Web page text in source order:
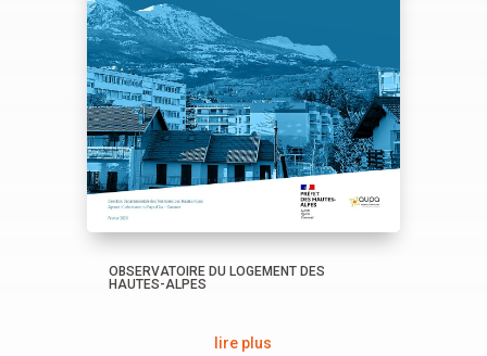
OBSERVATOIRE DU LOGEMENT DES
HAUTES-ALPES
lire plus